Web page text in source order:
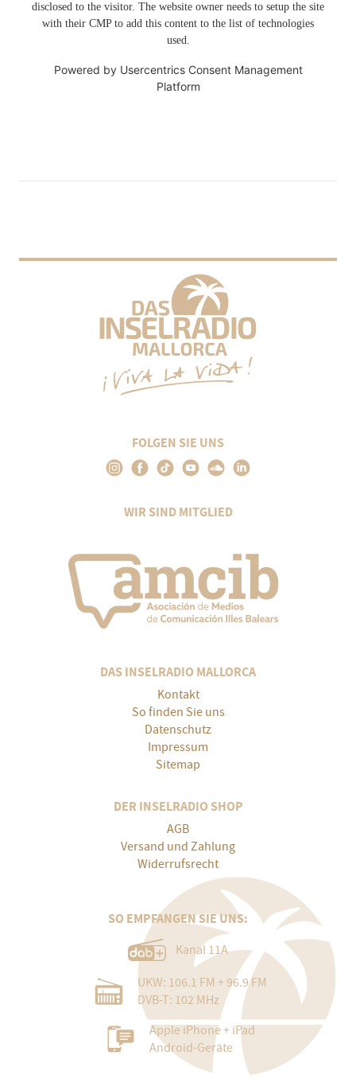
disclosed to the visitor. The website owner needs to setup the site
with their CMP to add this content to the list of technologies
used.
Powered by Usercentrics Consent Management
Platform
FOLGEN SIE UNS
WIR SIND MITGLIED
DAS INSELRADIO MALLORCA
Kontakt
So finden Sie uns
Datenschutz
Impressum
Sitemap
DER INSELRADIO SHOP
AGB
Versand und Zahlung
Widerrufsrecht
SO EMPFANGEN SIE UNS:
Kanal 11A
UKW: 106.1 FM + 96.9 FM
DVB-T: 102 MHz
Apple iPhone + iPad
Android-Geräte